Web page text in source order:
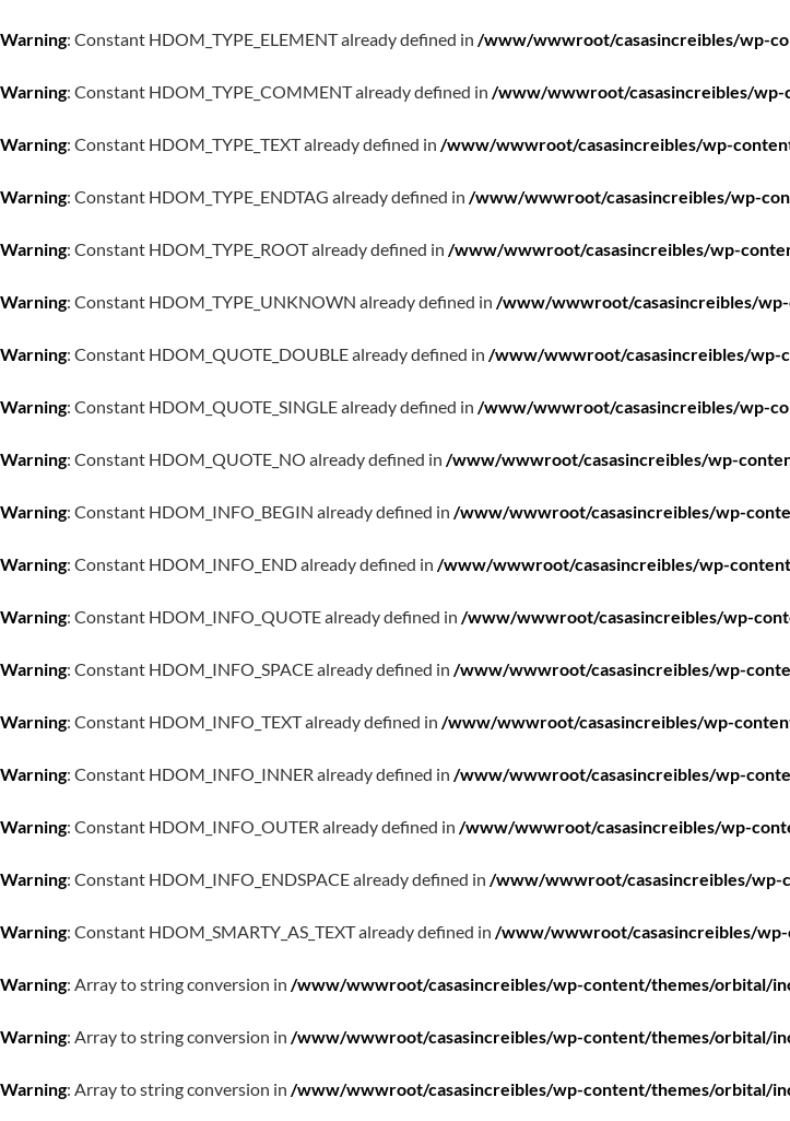
Warning: Constant HDOM_TYPE_ELEMENT already defined in /www/wwwroot/casasincreibles/wp-
Warning: Constant HDOM_TYPE_COMMENT already defined in /www/wwwroot/casasincreibles/wp-
Warning: Constant HDOM_TYPE_TEXT already defined in /www/wwwroot/casasincreibles/wp-
Warning: Constant HDOM_TYPE_ENDTAG already defined in /www/wwwroot/casasincreibles/wp-
Warning: Constant HDOM_TYPE_ROOT already defined in /www/wwwroot/casasincreibles/wp-
Warning: Constant HDOM_TYPE_UNKNOWN already defined in /www/wwwroot/casasincreibles/
Warning: Constant HDOM_QUOTE_DOUBLE already defined in /www/wwwroot/casasincreibles/wp-
Warning: Constant HDOM_QUOTE_SINGLE already defined in /www/wwwroot/casasincreibles/wp-
Warning: Constant HDOM_QUOTE_NO already defined in /www/wwwroot/casasincreibles/wp-
Warning: Constant HDOM_INFO_BEGIN already defined in /www/wwwroot/casasincreibles/wp-
Warning: Constant HDOM_INFO_END already defined in /www/wwwroot/casasincreibles/wp-
Warning: Constant HDOM_INFO_QUOTE already defined in /www/wwwroot/casasincreibles/wp-
Warning: Constant HDOM_INFO_SPACE already defined in /www/wwwroot/casasincreibles/wp-
Warning: Constant HDOM_INFO_TEXT already defined in /www/wwwroot/casasincreibles/wp-
Warning: Constant HDOM_INFO_INNER already defined in /www/wwwroot/casasincreibles/wp-
Warning: Constant HDOM_INFO_OUTER already defined in /www/wwwroot/casasincreibles/wp-
Warning: Constant HDOM_INFO_ENDSPACE already defined in /www/wwwroot/casasincreibles/wp-
Warning: Constant HDOM_SMARTY_AS_TEXT already defined in /www/wwwroot/casasincreibles/
Warning: Array to string conversion in /www/wwwroot/casasincreibles/wp-content/themes/orbital/
Warning: Array to string conversion in /www/wwwroot/casasincreibles/wp-content/themes/orbital/
Warning: Array to string conversion in /www/wwwroot/casasincreibles/wp-content/themes/orbital/